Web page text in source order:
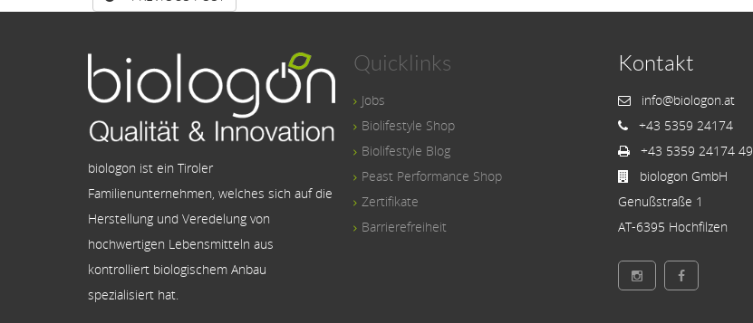
biologon ist ein Tiroler
Familienunternehmen, welches sich auf die
Herstellung und Veredelung von
hochwertigen Lebensmitteln aus
kontrolliert biologischem Anbau
spezialisiert hat.
Quicklinks
Jobs
Biolifestyle Shop
Biolifestyle Blog
Peast Performance Shop
Zertifikate
Barrierefreiheit
Kontakt
info@biologon.at
+43 5359 24174
+43 5359 24174 49
biologon GmbH
Genußstraße 1
AT-6395 Hochfilzen